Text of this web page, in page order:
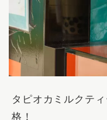
タピオカミルクテ
格！